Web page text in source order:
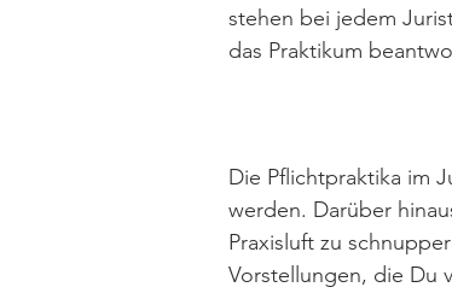
stehen bei jedem
das Praktikum
Die Pflichtpraktika im
werden. Darüber
Praxisluft zu
Vorstellungen, die Du